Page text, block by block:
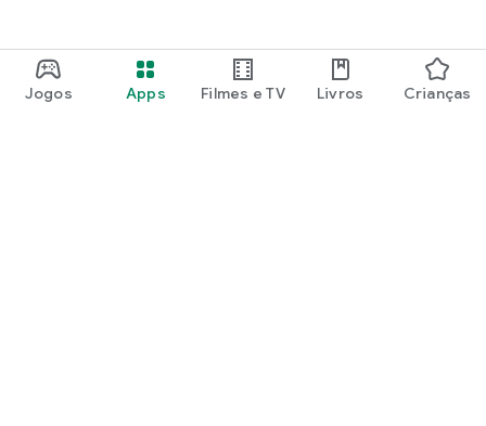
Jogos Apps Filmes e TV Livros Crianças